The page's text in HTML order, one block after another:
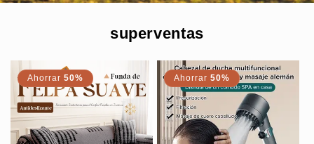
superventas
Ahorrar 50% Ahorrar 50%